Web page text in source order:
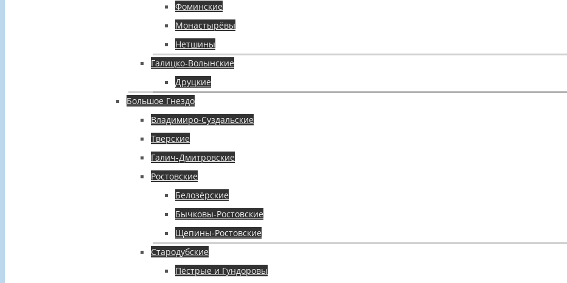
Фоминские
Монастырёвы
Нетшины
Галицко-Волынские
Друцкие
Большое Гнездо
Владимиро-Суздальские
Тверские
Галич-Дмитровские
Ростовские
Белозёрские
Бычковы-Ростовские
Щепины-Ростовские
Стародубские
Пёстрые и Гундоровы